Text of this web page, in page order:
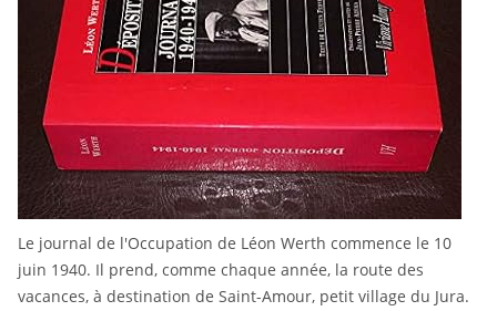
Le journal de l'Occupation de Léon Werth commence le 10
juin 1940. Il prend, comme chaque année, la route des
vacances, à destination de Saint-Amour, petit village du Jura.